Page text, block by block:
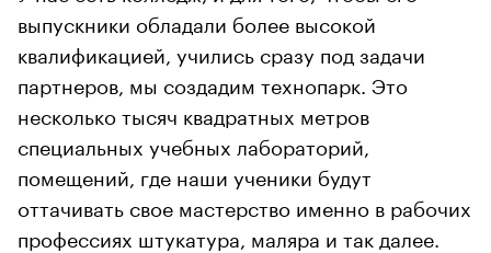
выпускники обладали более высокой
квалификацией, учились сразу под задачи
партнеров, мы создадим технопарк. Это
несколько тысяч квадратных метров
специальных учебных лабораторий,
помещений, где наши ученики будут
оттачивать свое мастерство именно в рабочих
профессиях штукатура, маляра и так далее.